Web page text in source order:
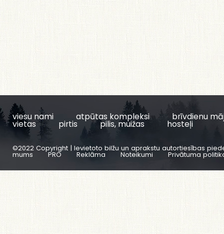
viesu nami atpūtas kompleksi brīvdienu
vietas pirtis pilis, muižas hosteļi
©2022 Copyright | Ievietoto bilžu un aprakstu autortiesības
mums PRO Reklāma Noteikumi Privātuma